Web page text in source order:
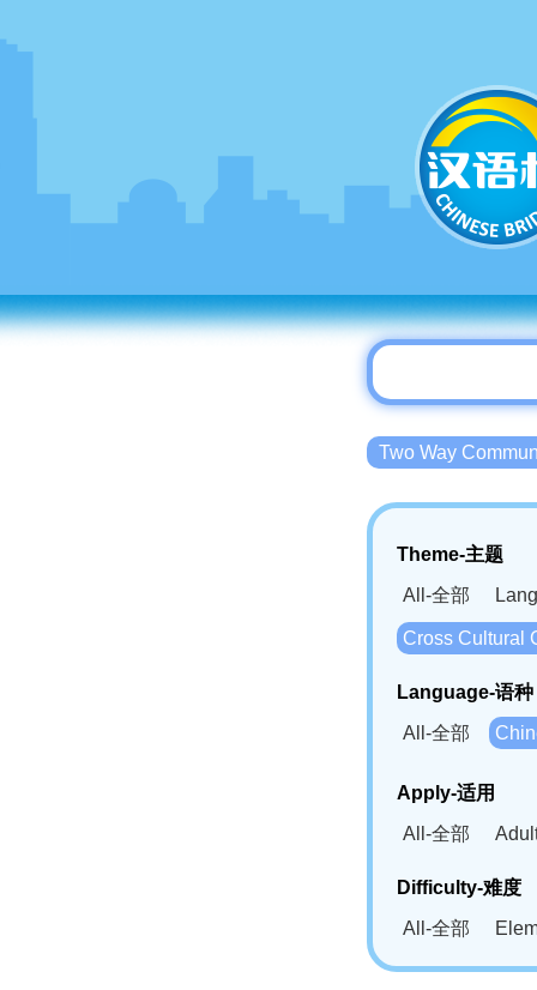
Two Way
Theme-主题
All-全部
Cross Cultural
Language-语种
All-全部
Bahasa
Swahili(SW)-
Apply-适用
All-全部
Difficulty-难度
All-全部